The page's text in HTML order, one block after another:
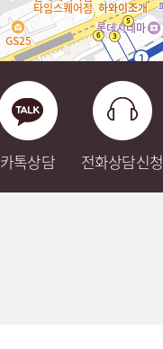
카톡상담 전화상담신청